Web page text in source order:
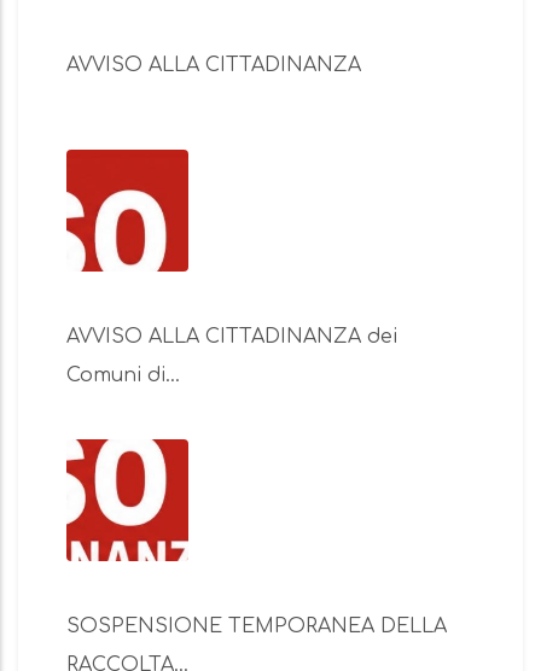
AVVISO ALLA CITTADINANZA
AVVISO ALLA CITTADINANZA dei
Comuni di…
SOSPENSIONE TEMPORANEA DELLA
RACCOLTA…